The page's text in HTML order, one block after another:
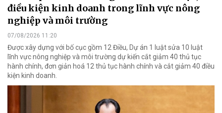
điều kiện kinh doanh trong lĩnh vực nông
nghiệp và môi trường
07/08/2026 11:20
Được xây dựng với bố cục gồm 12 Điều, Dự án 1 luật sửa 10 luật
lĩnh vực nông nghiệp và môi trường dự kiến cắt giảm 40 thủ tục
hành chính, đơn giản hoá 12 thủ tục hành chính và cắt giảm 40 điều
kiện kinh doanh.